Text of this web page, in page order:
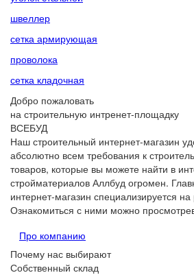
швеллер
сетка армирующая
проволока
сетка кладочная
Добро пожаловать
на строительную интренет-площадку
ВСЕБУД
Наш строительный интернет-магазин
абсолютно всем требования к
товаров, которые вы можете найти в
стройматериалов Аллбуд огромен.
интернет-магазин специализируется
Ознакомиться с ними можно
Про компанию
Почему нас выбирают
Собственный склад